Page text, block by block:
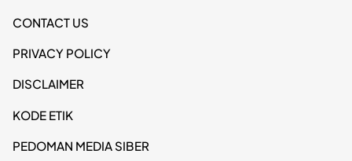
CONTACT US
PRIVACY POLICY
DISCLAIMER
KODE ETIK
PEDOMAN MEDIA SIBER